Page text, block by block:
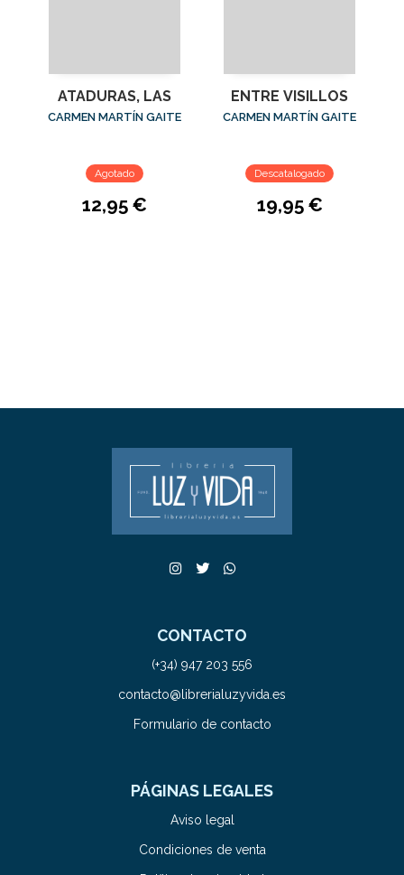
ATADURAS, LAS
CARMEN MARTÍN GAITE
Agotado
12,95 €
ENTRE VISILLOS
CARMEN MARTÍN GAITE
Descatalogado
19,95 €
CONTACTO
(+34) 947 203 556
contacto@librerialuzyvida.es
Formulario de contacto
PÁGINAS LEGALES
Aviso legal
Condiciones de venta